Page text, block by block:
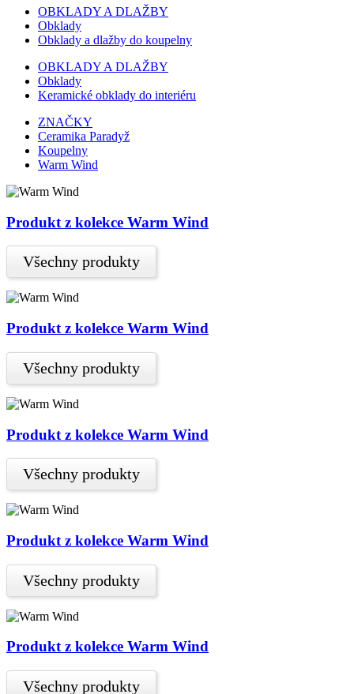
OBKLADY A DLAŽBY
Obklady
Obklady a dlažby do koupelny
OBKLADY A DLAŽBY
Obklady
Keramické obklady do interiéru
ZNAČKY
Ceramika Paradyž
Koupelny
Warm Wind
Produkt z kolekce Warm Wind
Všechny produkty
Produkt z kolekce Warm Wind
Všechny produkty
Produkt z kolekce Warm Wind
Všechny produkty
Produkt z kolekce Warm Wind
Všechny produkty
Produkt z kolekce Warm Wind
Všechny produkty